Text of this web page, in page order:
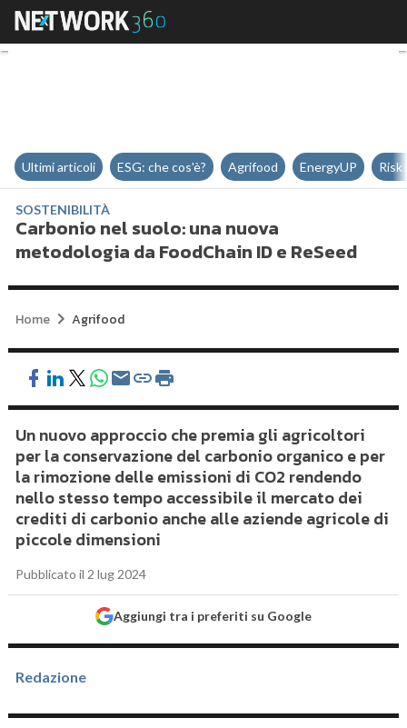
Carbonio nel suolo: una nuova
Ultimi articoli ESG: che cos'è? Agrifood EnergyUP Risk
SOSTENIBILITÀ
Carbonio nel suolo: una nuova
metodologia da FoodChain ID e ReSeed
Home Agrifood
Un nuovo approccio che premia gli agricoltori
per la conservazione del carbonio organico e per
la rimozione delle emissioni di CO2 rendendo
nello stesso tempo accessibile il mercato dei
crediti di carbonio anche alle aziende agricole di
piccole dimensioni
Pubblicato il 2 lug 2024
Aggiungi tra i preferiti su Google
Redazione